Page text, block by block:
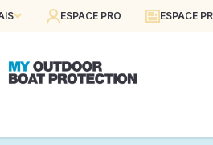
ESPACE PRO ESPACE